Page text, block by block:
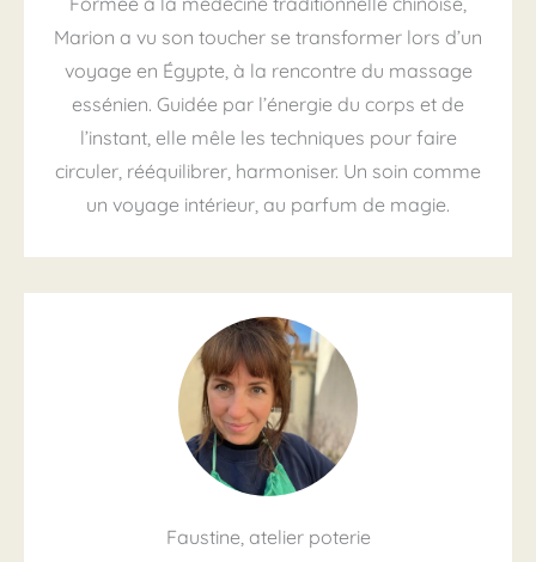
Marion a vu son toucher se transformer lors d’un
voyage en Égypte, à la rencontre du massage
essénien. Guidée par l’énergie du corps et de
l’instant, elle mêle les techniques pour faire
circuler, rééquilibrer, harmoniser. Un soin comme
un voyage intérieur, au parfum de magie.
Faustine, atelier poterie